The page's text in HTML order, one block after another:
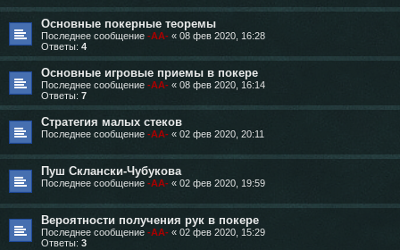
Основные покерные теоремы
Последнее сообщение -AA- « 08 фев 2020, 16:28
Ответы: 4
Основные игровые приемы в покере
Последнее сообщение -AA- « 08 фев 2020, 16:14
Ответы: 7
Стратегия малых стеков
Последнее сообщение -AA- « 02 фев 2020, 20:11
Пуш Склански-Чубукова
Последнее сообщение -AA- « 02 фев 2020, 19:59
Вероятности получения рук в покере
Последнее сообщение -AA- « 02 фев 2020, 15:29
Ответы: 3